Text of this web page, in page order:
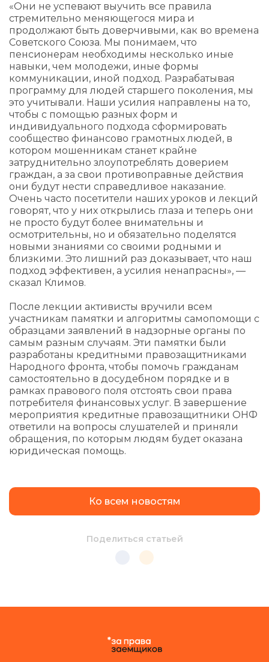
«Они не успевают выучить все правила
стремительно меняющегося мира и
продолжают быть доверчивыми, как во времена
Советского Союза. Мы понимаем, что
пенсионерам необходимы несколько иные
навыки, чем молодежи, иные формы
коммуникации, иной подход. Разрабатывая
программу для людей старшего поколения, мы
это учитывали. Наши усилия направлены на то,
чтобы с помощью разных форм и
индивидуального подхода сформировать
сообщество финансово грамотных людей, в
котором мошенникам станет крайне
затруднительно злоупотреблять доверием
граждан, а за свои противоправные действия
они будут нести справедливое наказание.
Очень часто посетители наших уроков и лекций
говорят, что у них открылись глаза и теперь они
не просто будут более внимательны и
осмотрительны, но и обязательно поделятся
новыми знаниями со своими родными и
близкими. Это лишний раз доказывает, что наш
подход эффективен, а усилия ненапрасны», —
сказал Климов.
После лекции активисты вручили всем
участникам памятки и алгоритмы самопомощи с
образцами заявлений в надзорные органы по
самым разным случаям. Эти памятки были
разработаны кредитными правозащитниками
Народного фронта, чтобы помочь гражданам
самостоятельно в досудебном порядке и в
рамках правового поля отстоять свои права
потребителя финансовых услуг. В завершение
мероприятия кредитные правозащитники ОНФ
ответили на вопросы слушателей и приняли
обращения, по которым людям будет оказана
юридическая помощь.
Ко всем новостям
Поделиться статьей